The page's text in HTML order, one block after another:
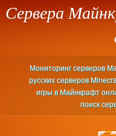
Сервера
Мониторинг серверов
русских серверов
игры в Майнкрафт
поиск